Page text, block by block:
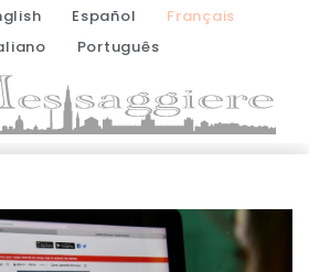
Español
Français
Português